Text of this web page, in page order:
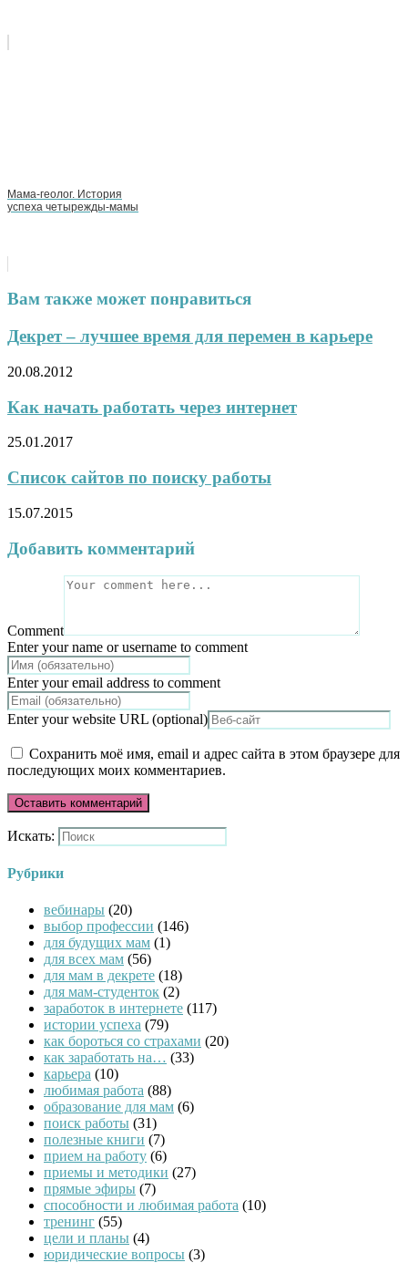
Мама-геолог. История
успеха четырежды-мамы
Вам также может понравиться
Декрет – лучшее время для перемен в карьере
20.08.2012
Как начать работать через интернет
25.01.2017
Список сайтов по поиску работы
15.07.2015
Добавить комментарий
Comment
Enter your name or username to comment
Enter your email address to comment
Enter your website URL (optional)
Сохранить моё имя, email и адрес сайта в этом браузере для
последующих моих комментариев.
Искать:
Рубрики
вебинары (20)
выбор профессии (146)
для будущих мам (1)
для всех мам (56)
для мам в декрете (18)
для мам-студенток (2)
заработок в интернете (117)
истории успеха (79)
как бороться со страхами (20)
как заработать на… (33)
карьера (10)
любимая работа (88)
образование для мам (6)
поиск работы (31)
полезные книги (7)
прием на работу (6)
приемы и методики (27)
прямые эфиры (7)
способности и любимая работа (10)
тренинг (55)
цели и планы (4)
юридические вопросы (3)